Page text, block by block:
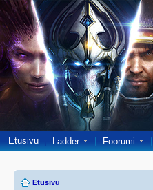
Etusivu Ladder Foorumi
Etusivu